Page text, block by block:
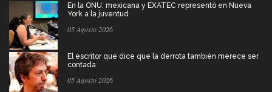
En la ONU: mexicana y EXATEC representó en Nueva
York a la juventud
05 Agosto 2026
El escritor que dice que la derrota también merece ser
contada
05 Agosto 2026